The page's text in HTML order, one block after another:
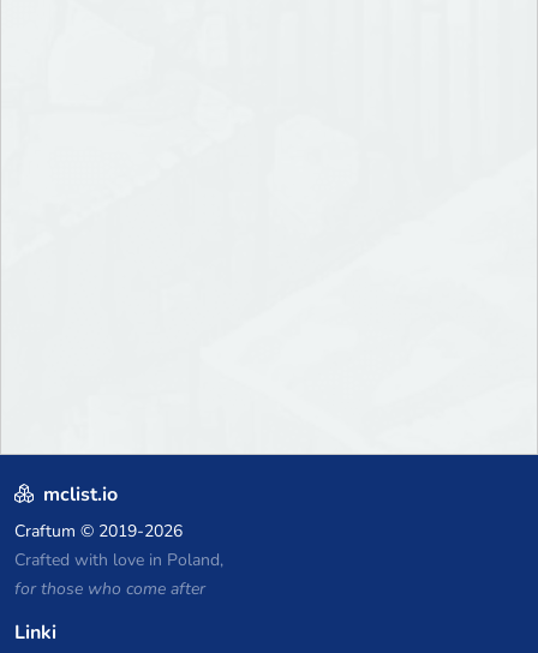
mclist.io
Craftum © 2019-2026
Crafted with love in Poland,
for those who come after
Linki